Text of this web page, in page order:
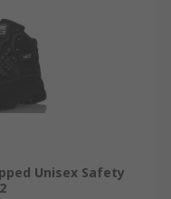
Unisex Safety